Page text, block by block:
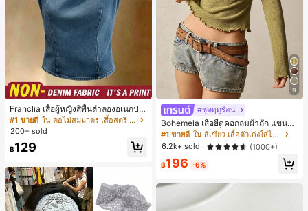
Franclia เสื้อผู้หญิงสีพื้นลำลองอเนกปร
ะสงค์สำหรับใส่ประจำวัน
#1 ขายดี
ใน คอไม่สมมาตร เสื้อสตรี เสื้อเบลาส์ & Tee
200+ sold
฿129
9
#ชุดฤดูร้อน
Bohemela เสื้อยืดคอกลมผ้าถัก แขนยา
ว สีเรียบ ใช้งานทั่วไป สำหรับผู้หญิง
#1 ขายดี
ใน สีเขียว เสื้อตัวเก่งใส่ได้ทุกวัน
6.2k+ sold
(1000+)
฿196 -6%